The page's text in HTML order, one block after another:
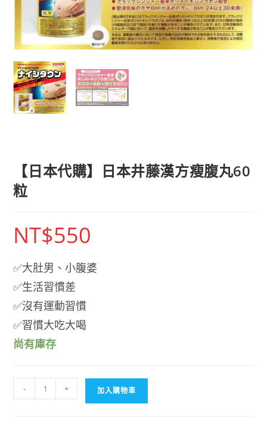
【日本代購】日本井藤漢方瘦腹丸60
粒
NT$550
✅大肚男、小腹婆
✅生活習慣差
✅沒有運動習慣
✅習慣大吃大喝
尚有庫存
本
- + 加入購物車